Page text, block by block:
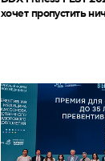
хочет пропустить